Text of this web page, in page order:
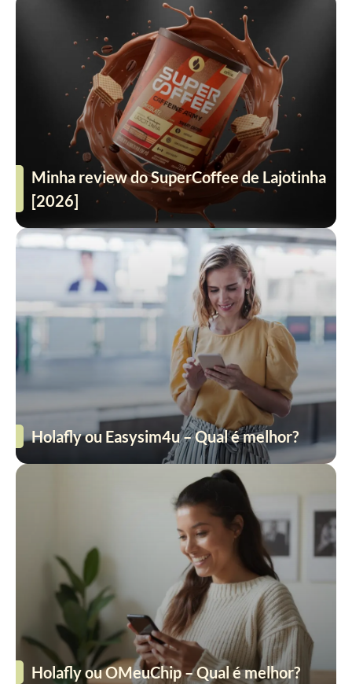
Minha review do SuperCoffee de Lajotinha
[2026]
Holafly ou Easysim4u – Qual é melhor?
Holafly ou OMeuChip – Qual é melhor?